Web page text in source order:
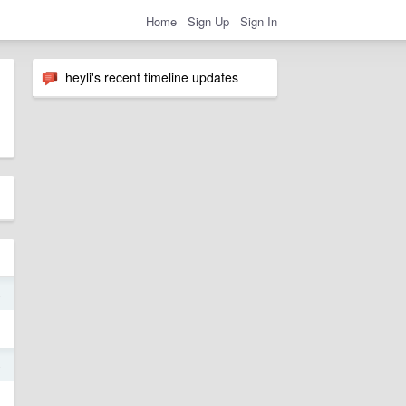
Home Sign Up Sign In
heyli's recent timeline updates